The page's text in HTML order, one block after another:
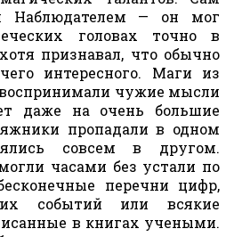
Наблюдателем — он мог
головах точно в
признавал, что обычно
интересного. Маги из
чужие мысли
даже на очень большие
пропадали в одном
совсем в другом.
часами без устали по
перечни цифр,
событий или всякие
в книгах учеными.